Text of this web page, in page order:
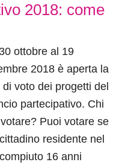
2018: come
ottobre al 19
2018 è aperta la
di voto dei progetti del
partecipativo. Chi
Puoi votare se
residente nel
16 anni